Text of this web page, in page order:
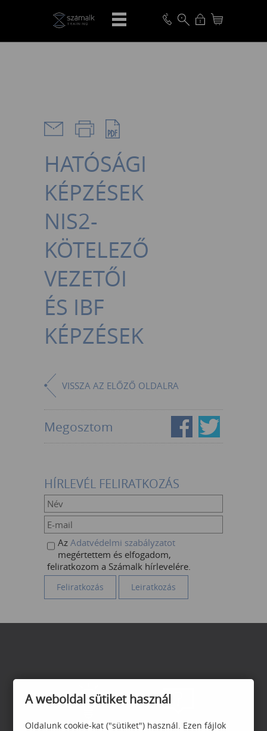
VISSZA
HATÓSÁGI
KÉPZÉSEK
NIS2-
KÖTELEZŐ
VEZETŐI
ÉS IBF
KÉPZÉSEK
VISSZA AZ ELŐZŐ OLDALRA
Megosztom
HÍRLEVÉL FELIRATKOZÁS
Az Adatvédelmi szabályzatot
megértettem és elfogadom,
feliratkozom a Számalk hírlevelére.
ADATVÉDELEM GYIK
A weboldal sütiket használ
Oldalunk cookie-kat ("sütiket") használ. Ezen fájlok